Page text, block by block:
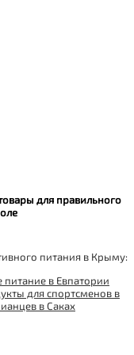
для правильного
питания в Крыму:
питание в Евпатории
для спортсменов в
в Саках